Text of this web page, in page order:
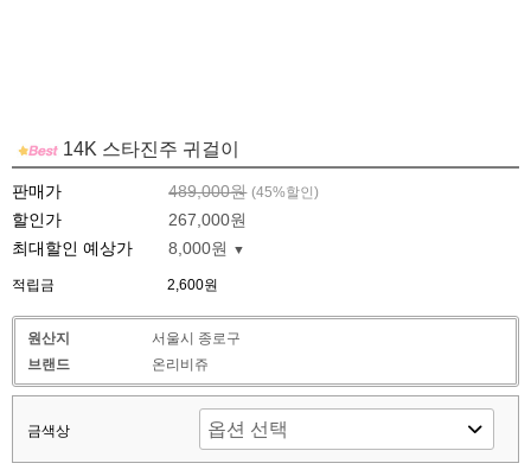
14K 스타진주 귀걸이
판매가 489,000원 (45%할인)
할인가
267,000원
최대할인 예상가
8,000원
적립금 2,600원
원산지
서울시 종로구
브랜드
온리비쥬
금색상